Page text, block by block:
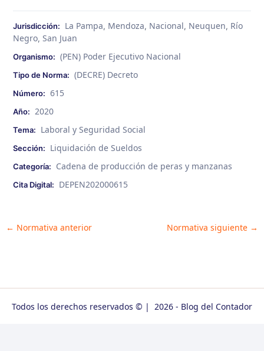
Jurisdicción: La Pampa, Mendoza, Nacional, Neuquen, Río
Negro, San Juan
Organismo: (PEN) Poder Ejecutivo Nacional
Tipo de Norma: (DECRE) Decreto
Número: 615
Año: 2020
Tema: Laboral y Seguridad Social
Sección: Liquidación de Sueldos
Categoría: Cadena de producción de peras y manzanas
Cita Digital: DEPEN202000615
Post
← Normativa anterior Normativa siguiente →
Todos los derechos reservados © | 2026 - Blog del Contador